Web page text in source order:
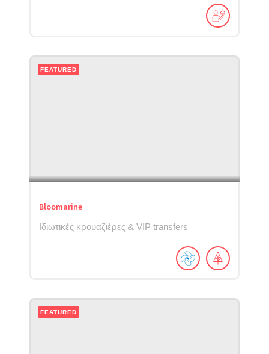
FEATURED
Bloomarine
Ιδιωτικές κρουαζιέρες & VIP transfers
FEATURED